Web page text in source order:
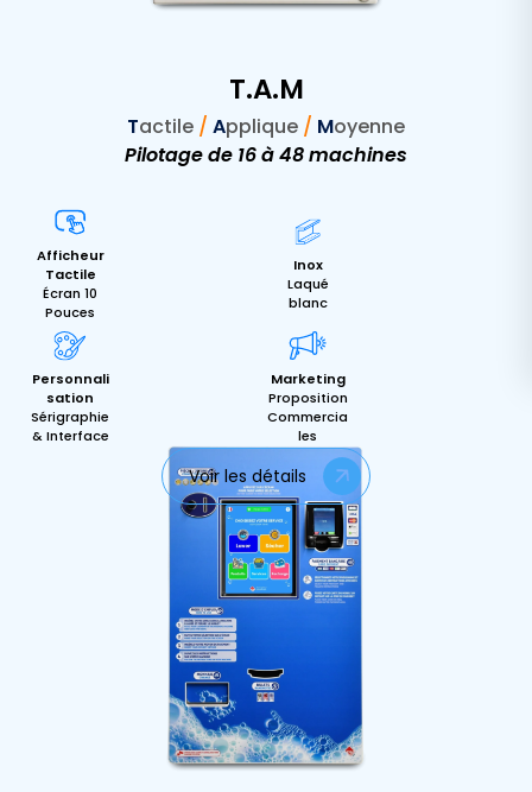
T.A.M
Tactile / Applique / Moyenne
Pilotage de 16 à 48 machines
Afficheur
Tactile
Écran 10
Pouces
Inox
Laqué
blanc
Personnali
sation
Sérigraphie
& Interface
Marketing
Proposition
Commercia
les
Voir les détails